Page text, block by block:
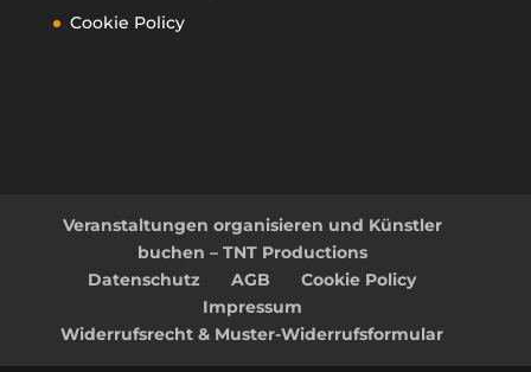
Cookie Policy
Veranstaltungen organisieren und Künstler
buchen – TNT Productions
Datenschutz
AGB
Cookie Policy
Impressum
Widerrufsrecht & Muster-Widerrufsformular